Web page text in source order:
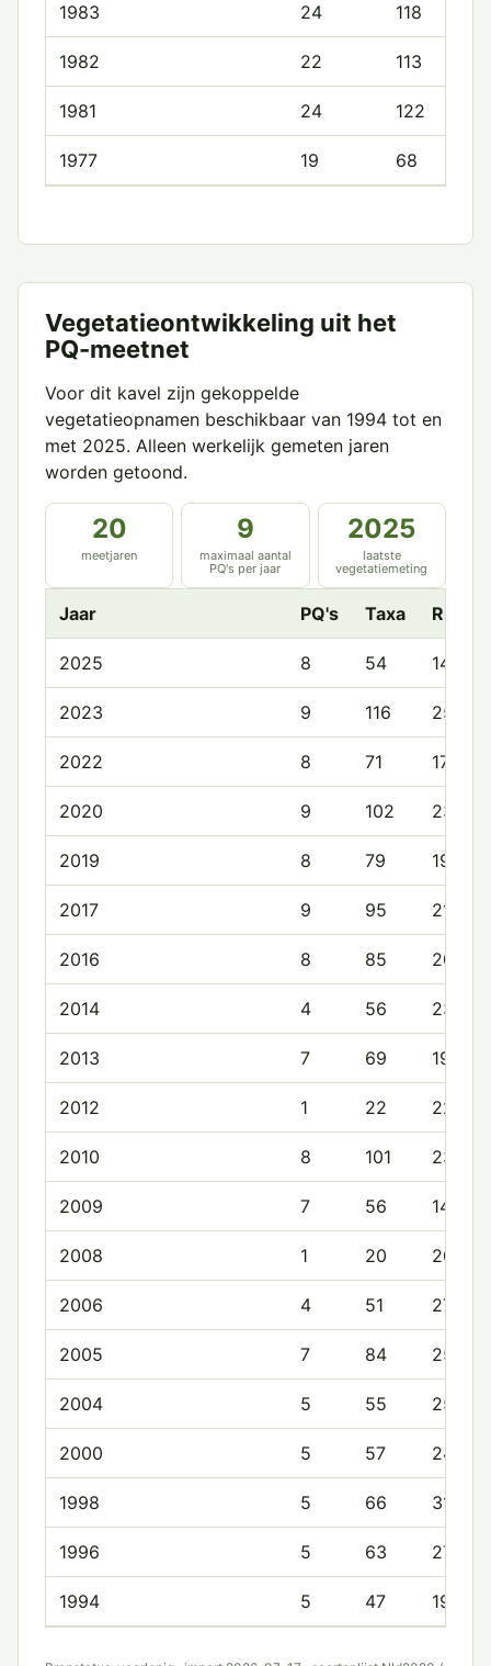
1983 24 118
1982 22 113
1981 24 122
1977 19 68
Vegetatieontwikkeling uit het
PQ-meetnet
Voor dit kavel zijn gekoppelde
vegetatieopnamen beschikbaar van 1994 tot en
met 2025. Alleen werkelijk gemeten jaren
worden getoond.
20
meetjaren
9
maximaal aantal
PQ's per jaar
2025
laatste
vegetatiemeting
Jaar PQ's Taxa
2025 8 54 14.6
2023 9 116 25.2
2022 8 71 17.5
2020 9 102 23.2
2019 8 79 19.1
2017 9 95 21.0
2016 8 85 20.9
2014 4 56 23.8
2013 7 69 19.7
2012 1 22 22.0
2010 8 101 23.0
2009 7 56 14.4
2008 1 20 20.0
2006 4 51 27.0
2005 7 84 25.4
2004 5 55 25.2
2000 5 57 24.0
1998 5 66 31.6
1996 5 63 27.6
1994 5 47 19.4